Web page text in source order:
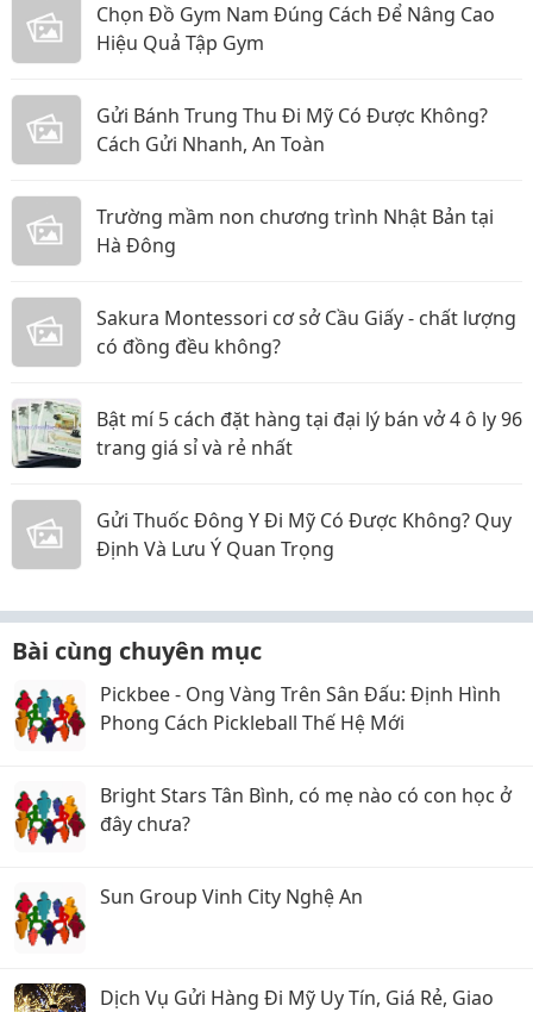
Chọn Đồ Gym Nam Đúng Cách Để Nâng Cao
Hiệu Quả Tập Gym
Gửi Bánh Trung Thu Đi Mỹ Có Được Không?
Cách Gửi Nhanh, An Toàn
Trường mầm non chương trình Nhật Bản tại
Hà Đông
Sakura Montessori cơ sở Cầu Giấy - chất lượng
có đồng đều không?
Bật mí 5 cách đặt hàng tại đại lý bán vở 4 ô ly 96
trang giá sỉ và rẻ nhất
Gửi Thuốc Đông Y Đi Mỹ Có Được Không? Quy
Định Và Lưu Ý Quan Trọng
Bài cùng chuyên mục
Pickbee - Ong Vàng Trên Sân Đấu: Định Hình
Phong Cách Pickleball Thế Hệ Mới
Bright Stars Tân Bình, có mẹ nào có con học ở
đây chưa?
Sun Group Vinh City Nghệ An
Dịch Vụ Gửi Hàng Đi Mỹ Uy Tín, Giá Rẻ, Giao